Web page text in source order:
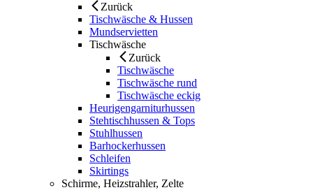
Zurück
Tischwäsche & Hussen
Mundservietten
Tischwäsche
Zurück
Tischwäsche
Tischwäsche rund
Tischwäsche eckig
Heurigengarniturhussen
Stehtischhussen & Tops
Stuhlhussen
Barhockerhussen
Schleifen
Skirtings
Schirme, Heizstrahler, Zelte